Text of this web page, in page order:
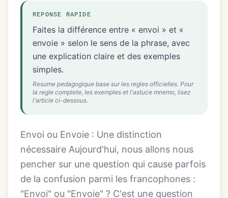
REPONSE RAPIDE
Faites la différence entre « envoi » et «
envoie » selon le sens de la phrase, avec
une explication claire et des exemples
simples.
Resume pedagogique base sur les regles officielles. Pour
la regle complete, les exemples et l'astuce mnemo, lisez
l'article ci-dessous.
Envoi ou Envoie : Une distinction
nécessaire Aujourd'hui, nous allons nous
pencher sur une question qui cause parfois
de la confusion parmi les francophones :
"Envoi" ou "Envoie" ? C'est une question